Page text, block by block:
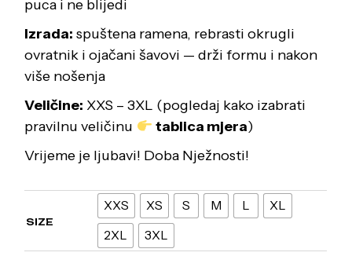
puca i ne blijedi
Izrada: spuštena ramena, rebrasti okrugli
ovratnik i ojačani šavovi — drži formu i nakon
više nošenja
Veličine: XXS – 3XL (pogledaj kako izabrati
pravilnu veličinu
tablica mjera)
Vrijeme je ljubavi! Doba Nježnosti!
SIZE
XXS XS S M L
XL
2XL
3XL